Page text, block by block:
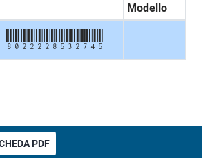
Modello
8022228532745
PDF